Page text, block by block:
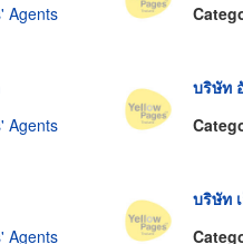
Agents
Agents
บริษัท
Agents
บริษัท